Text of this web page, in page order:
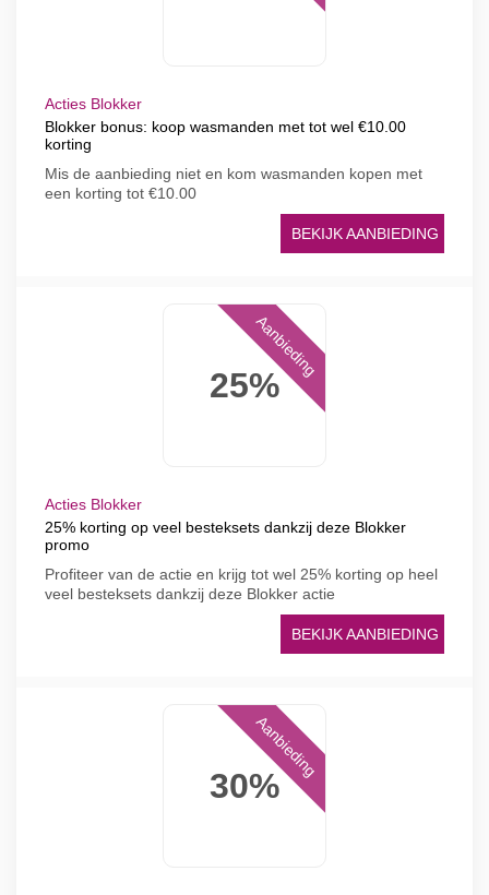
Acties Blokker
Blokker bonus: koop wasmanden met tot wel €10.00
korting
Mis de aanbieding niet en kom wasmanden kopen met
een korting tot €10.00
BEKIJK AANBIEDING
25%
Aanbieding
Acties Blokker
25% korting op veel besteksets dankzij deze Blokker
promo
Profiteer van de actie en krijg tot wel 25% korting op heel
veel besteksets dankzij deze Blokker actie
BEKIJK AANBIEDING
30%
Aanbieding